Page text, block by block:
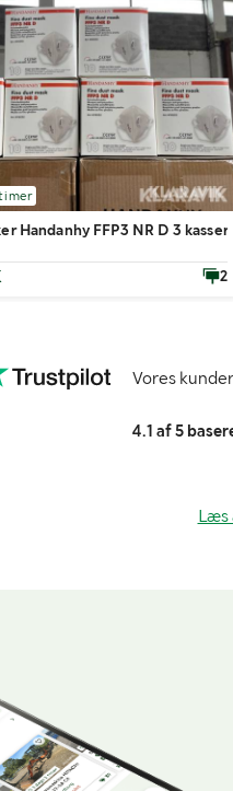
Handanhy FFP3 NR D 3
2
Vores
4.1 af 5
Læs